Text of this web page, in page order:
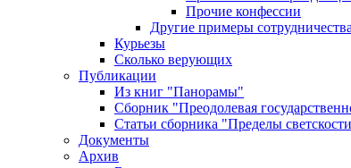
Прочие конфессии
Другие примеры
Курьезы
Сколько верующих
Публикации
Из книг "Панорамы"
Сборник "Преодолевая
Статьи сборника "Пределы
Документы
Архив